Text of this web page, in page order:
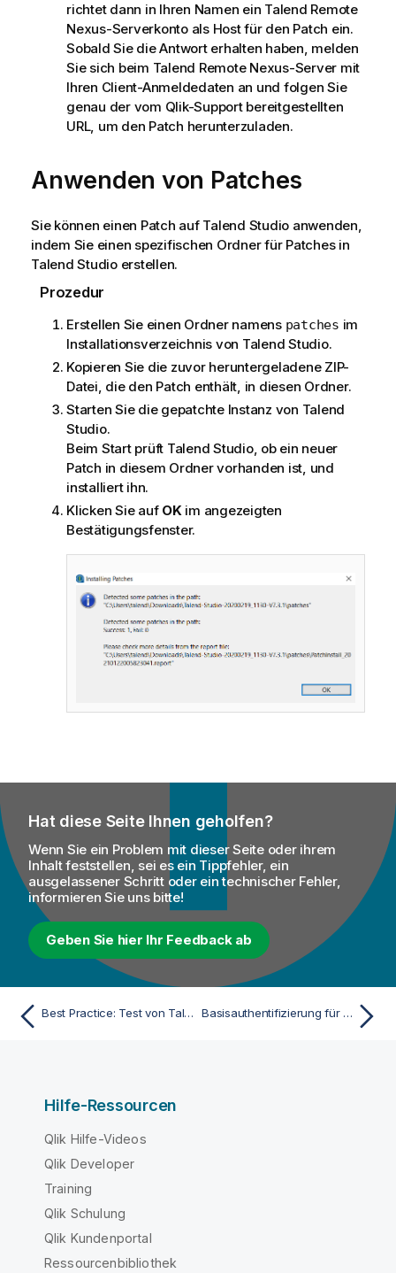
richtet dann in Ihren Namen ein Talend Remote
Nexus-Serverkonto als Host für den Patch ein.
Sobald Sie die Antwort erhalten haben, melden
Sie sich beim Talend Remote Nexus-Server mit
Ihren Client-Anmeldedaten an und folgen Sie
genau der vom Qlik-Support bereitgestellten
URL, um den Patch herunterzuladen.
Anwenden von Patches
Sie können einen Patch auf Talend Studio anwenden,
indem Sie einen spezifischen Ordner für Patches in
Talend Studioerstellen.
Prozedur
Erstellen Sie einen Ordner namens patches im
Installationsverzeichnis von Talend Studio.
Kopieren Sie die zuvor heruntergeladene ZIP-
Datei, die den Patch enthält, in diesen Ordner.
Starten Sie die gepatchte Instanz von Talend
Studio.
Beim Start prüft Talend Studio, ob ein neuer
Patch in diesem Ordner vorhanden ist, und
installiert ihn.
Klicken Sie auf OKim angezeigten
Bestätigungsfenster.
Hat diese Seite Ihnen geholfen?
Wenn Sie ein Problem mit dieser Seite oder ihrem
Inhalt feststellen, sei es ein Tippfehler, ein
ausgelassener Schritt oder ein technischer Fehler,
informieren Sie uns bitte!
Geben Sie hier Ihr Feedback ab
Best Practice: Test von Talend Studio-Patches Basisauthentifizierung für Update-Repositories in Talend Studio
Hilfe-Ressourcen
Qlik Hilfe-Videos
Qlik Developer
Training
Qlik Schulung
Qlik Kundenportal
Ressourcenbibliothek